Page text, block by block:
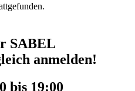
SABEL
anmelden!
bis 19:00